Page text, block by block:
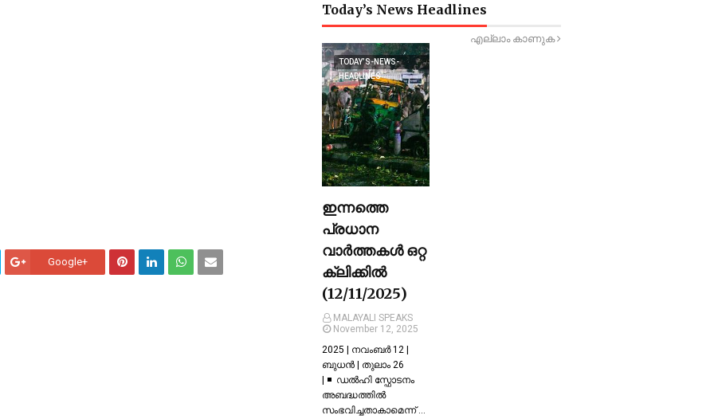
Google+
Today’s News Headlines
എല്ലാം കാണുക
TODAY’S-NEWS-
HEADLINES
ഇന്നത്തെ
പ്രധാന
വാർത്തകൾ ഒറ്റ
ക്ലിക്കിൽ
(12/11/2025)
MALAYALI SPEAKS
November 12, 2025
2025 | നവംബർ 12 |
ബുധൻ | തുലാം 26
| ◾ ഡല്‍ഹി സ്ഫോടനം
അബദ്ധത്തില്‍
സംഭവിച്ചതാകാമെന്ന് …